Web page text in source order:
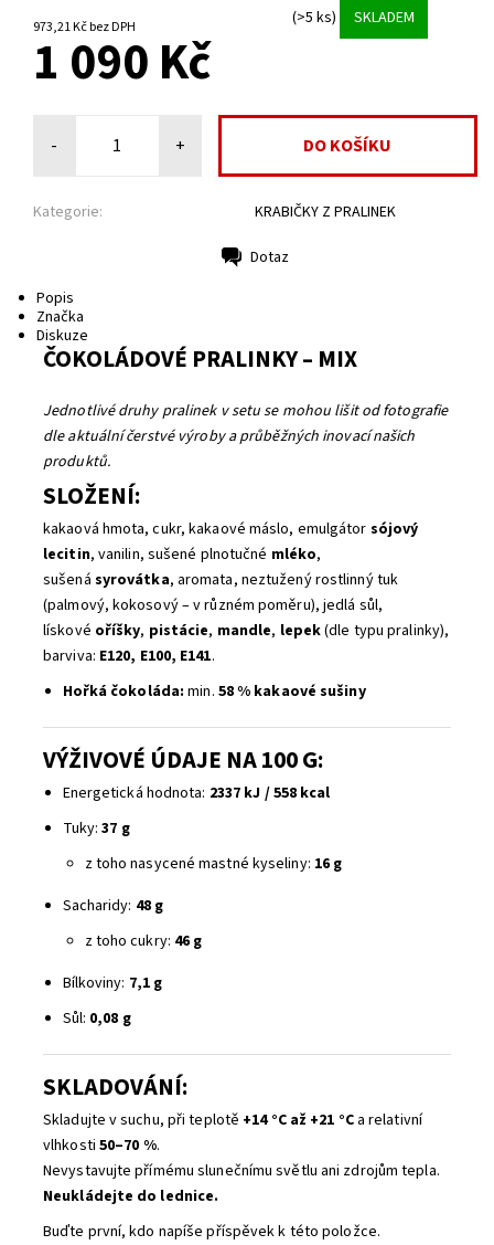
973,21 Kč bez DPH (>5 ks) SKLADEM
1 090 Kč
- +
Kategorie: KRABIČKY Z PRALINEK
Dotaz
Popis
Značka
Diskuze
ČOKOLÁDOVÉ PRALINKY – MIX
Jednotlivé druhy pralinek v setu se mohou lišit od fotografie
dle aktuální čerstvé výroby a průběžných inovací našich
produktů.
SLOŽENÍ:
kakaová hmota, cukr, kakaové máslo, emulgátor sójový
lecitin, vanilin, sušené plnotučné mléko,
sušená syrovátka, aromata, neztužený rostlinný tuk
(palmový, kokosový – v různém poměru), jedlá sůl,
lískové oříšky, pistácie, mandle, lepek(dle typu pralinky),
barviva: E120, E100, E141.
Hořká čokoláda: min. 58 % kakaové sušiny
VÝŽIVOVÉ ÚDAJE NA 100 G:
Energetická hodnota: 2337 kJ / 558 kcal
Tuky: 37 g
z toho nasycené mastné kyseliny: 16 g
Sacharidy: 48 g
z toho cukry: 46 g
Bílkoviny: 7,1 g
Sůl: 0,08 g
SKLADOVÁNÍ:
Skladujte v suchu, při teplotě +14 °C až +21 °C a relativní
vlhkosti 50–70 %.
Nevystavujte přímému slunečnímu světlu ani zdrojům tepla.
Neukládejte do lednice.
Buďte první, kdo napíše příspěvek k této položce.